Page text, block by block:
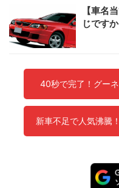
【車名
じです
40秒で完了！グー
新車不足で人気沸騰